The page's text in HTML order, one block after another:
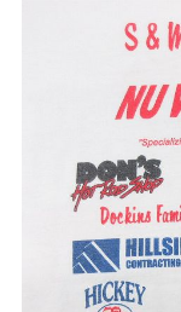
すべての
Search by Period
90年代
60年代